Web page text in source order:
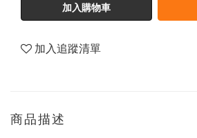
加入購物車
加入追蹤清單
商品描述